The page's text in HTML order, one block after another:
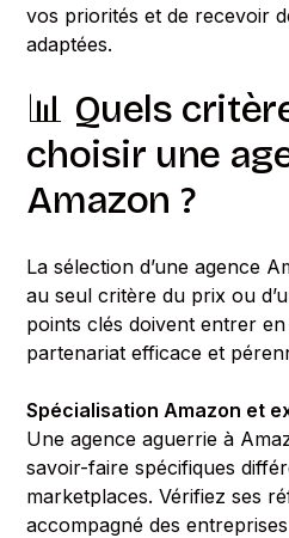
vos priorités et de recevoir
adaptées.
📊 Quels
choisir une
Amazon ?
La sélection d’une agence
au seul critère du prix ou
points clés doivent entrer
partenariat efficace et
Spécialisation Amazon et
Une agence aguerrie à
savoir-faire spécifiques
marketplaces. Vérifiez ses
accompagné des